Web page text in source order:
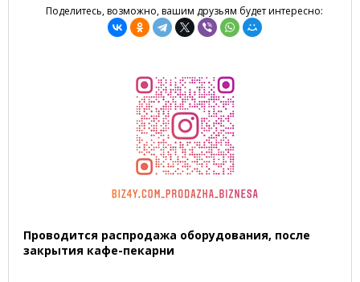
Поделитесь, возможно, вашим друзьям будет интересно:
Проводится распродажа оборудования, после
закрытия кафе-пекарни